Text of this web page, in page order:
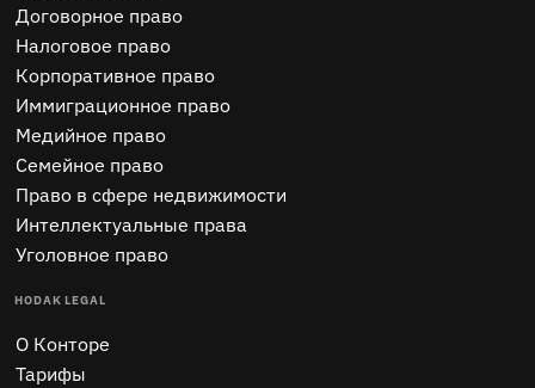
Договорное право
Налоговое право
Корпоративное право
Иммиграционное право
Медийное право
Семейное право
Право в сфере недвижимости
Интеллектуальные права
Уголовное право
HODAK LEGAL
O Конторе
Тарифы